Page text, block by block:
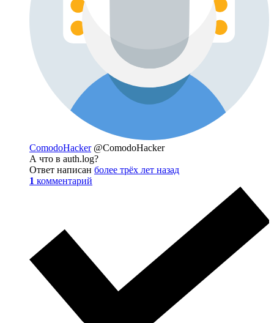
ComodoHacker @ComodoHacker
А что в auth.log?
Ответ написан более трёх лет назад
1 комментарий